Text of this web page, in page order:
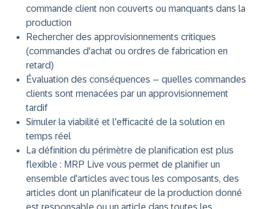
commande client non couverts ou manquants dans la
production
Rechercher des approvisionnements critiques
(commandes d'achat ou ordres de fabrication en
retard)
Évaluation des conséquences – quelles commandes
clients sont menacées par un approvisionnement
tardif
Simuler la viabilité et l'efficacité de la solution en
temps réel
La définition du périmètre de planification est plus
flexible : MRP Live vous permet de planifier un
ensemble d'articles avec tous les composants, des
articles dont un planificateur de la production donné
est responsable ou un article dans toutes les